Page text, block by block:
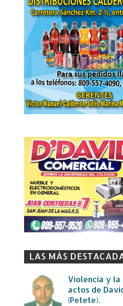
LAS MÁS
Violencia y la
actos de
(Petete).